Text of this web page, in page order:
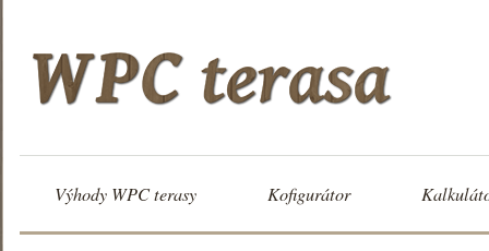
Výhody WPC terasy Kofigurátor